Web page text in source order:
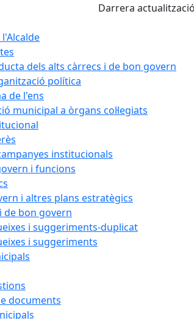
Darrera
dels alts càrrecs i de bon govern
política
de l'ens
municipal a òrgans col·legiats
institucionals
i funcions
i altres plans estratègics
de bon govern
i suggeriments-duplicat
i suggeriments
documents